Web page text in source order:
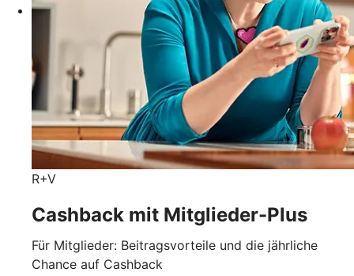
R+V
Cashback mit Mitglieder-Plus
Für Mitglieder: Beitragsvorteile und die jährliche
Chance auf Cashback